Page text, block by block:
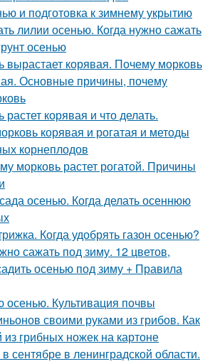
и подготовка к зимнему укрытию
лилии осенью. Когда нужно сажать
осенью
вырастает корявая. Почему морковь
Основные причины, почему
корявая и что делать.
корявая и рогатая и методы
корнеплодов
морковь растет рогатой. Причины
осенью. Когда делать осеннюю
Когда удобрять газон осенью?
сажать под зиму. 12 цветов,
осенью под зиму + Правила
осенью. Культивация почвы
своими руками из грибов. Как
грибных ножек на картоне
сентябре в ленинградской области.